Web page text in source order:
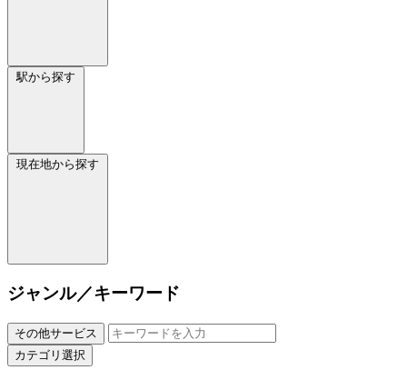
駅から探す
現在地から探す
ジャンル／キーワード
その他サービス
カテゴリ選択